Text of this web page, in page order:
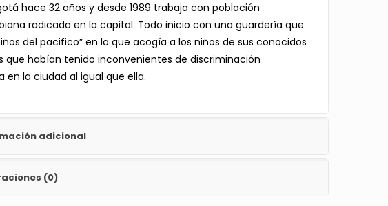
hace 32 años y desde 1989 trabaja con población
radicada en la capital. Todo inicio con una guardería que
del pacifico” en la que acogía a los niños de sus conocidos
que habían tenido inconvenientes de discriminación
en la ciudad al igual que ella.
adicional
(0)